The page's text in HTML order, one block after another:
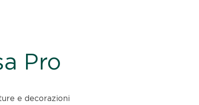
Pro
e decorazioni